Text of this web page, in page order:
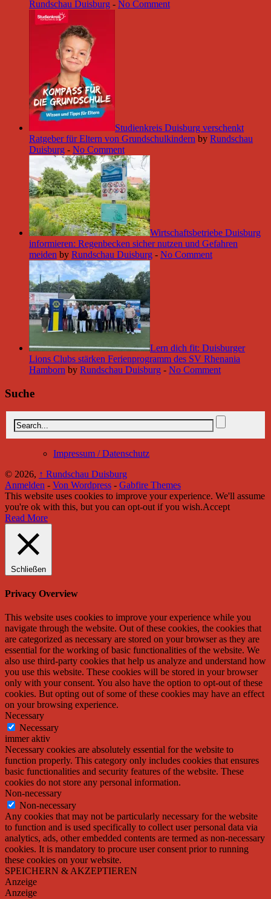
Rundschau Duisburg - No Comment
Studienkreis Duisburg verschenkt
Ratgeber für Eltern von Grundschulkindern by Rundschau
Duisburg - No Comment
Wirtschaftsbetriebe Duisburg
informieren: Regenbecken sicher nutzen und Gefahren
meiden by Rundschau Duisburg - No Comment
Lern dich fit: Duisburger
Lions Clubs stärken Ferienprogramm des SV Rhenania
Hamborn by Rundschau Duisburg - No Comment
Suche
Impressum / Datenschutz
© 2026, ↑ Rundschau Duisburg
Anmelden - Von Wordpress - Gabfire Themes
This website uses cookies to improve your experience. We'll assume
you're ok with this, but you can opt-out if you wish.Accept
Read More
Schließen
Privacy Overview
This website uses cookies to improve your experience while you
navigate through the website. Out of these cookies, the cookies that
are categorized as necessary are stored on your browser as they are
essential for the working of basic functionalities of the website. We
also use third-party cookies that help us analyze and understand how
you use this website. These cookies will be stored in your browser
only with your consent. You also have the option to opt-out of these
cookies. But opting out of some of these cookies may have an effect
on your browsing experience.
Necessary
Necessary
immer aktiv
Necessary cookies are absolutely essential for the website to
function properly. This category only includes cookies that ensures
basic functionalities and security features of the website. These
cookies do not store any personal information.
Non-necessary
Non-necessary
Any cookies that may not be particularly necessary for the website
to function and is used specifically to collect user personal data via
analytics, ads, other embedded contents are termed as non-necessary
cookies. It is mandatory to procure user consent prior to running
these cookies on your website.
SPEICHERN & AKZEPTIEREN
Anzeige
Anzeige